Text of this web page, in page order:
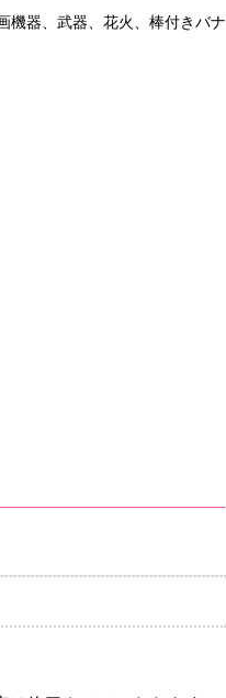
機器、武器、花火、棒付きバナ